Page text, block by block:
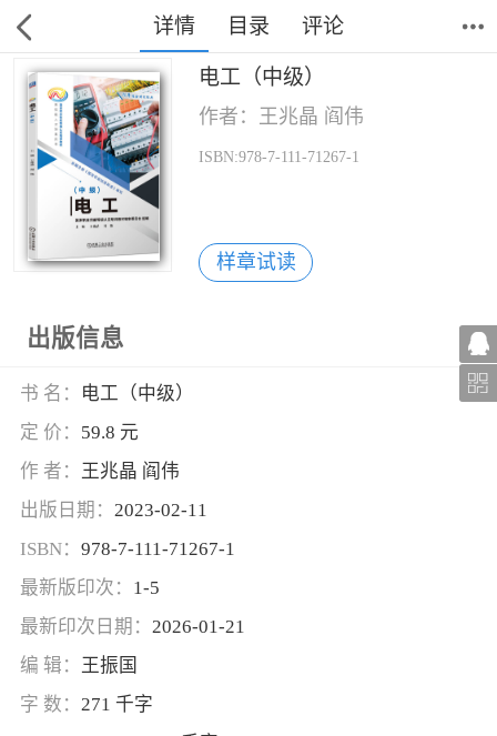
详情 目录 评论
电工（中级）
作者：王兆晶 阎伟
ISBN:978-7-111-71267-1
样章试读
出版信息
书 名：
电工（中级）
定 价： 59.8 元
作 者： 王兆晶 阎伟
出版日期： 2023-02-11
ISBN： 978-7-111-71267-1
最新版印次： 1-5
最新印次日期： 2026-01-21
编 辑： 王振国
字 数： 271 千字